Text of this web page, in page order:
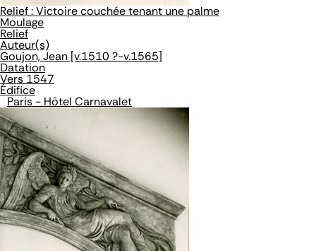
Relief : Victoire couchée tenant une palme
Moulage
Relief
Auteur(s)
Goujon, Jean [v.1510 ?-v.1565]
Datation
Vers 1547
Édifice
Paris - Hôtel Carnavalet